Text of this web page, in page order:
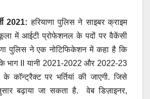
2021: हरियाणा पुलिस ने साइबर क्राइम
में आईटी प्रोफेशनल के पदों पर वैकेंसी
पुलिस ने एक नोटिफिकेशन में कहा है कि
के भाग II यानी 2021-2022 और 2022-23
पर भर्तियां की जाएगी. जिसे
बढ़ाया जा सकता है. वेब डिज़ाइनर,